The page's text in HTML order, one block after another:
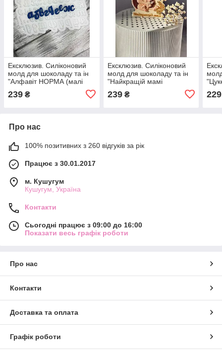
Ексклюзив. Силіконовий
молд для шоколаду та ін
"Алфавіт НОРМА (малі
239 ₴
Ексклюзив. Силіконовий
молд для шоколаду та ін
"Найкращій мамі
239₴ 229
Про нас
100% позитивних з 260 відгуків за рік
Працює з 30.01.2017
м. Кушугум
Кушугум, Україна
Контакти
Сьогодні працює з 09:00 до 16:00
Показати весь графік роботи
Про нас
Контакти
Доставка та оплата
Графік роботи